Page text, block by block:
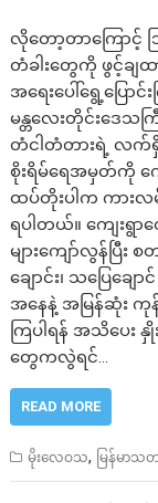
လိုတော့တာကြောင့်
တံခါးတွေကို ဖွင့်ချ
အရေးပေါ်ရွေ့ပြေ
မန္တလေးတိုင်းဒေ
တံငါတံတားရဲ့ လက်ရှိ
စိုးရိမ်ရေအမှတ်ကို ကျ
ထပ်တိုးပါက ကား
ရပါတယ်။ ကျေးရွ
များကျော်လွန်ပြီး
ချောင်း၊ သပြေချ
အနေနဲ့ အမြန်ဆုံး ကုန်
ကြပါရန် အသိပေး
တွေကလွဲရင်…
READ MORE
မိုးလေဝသ, မြန်မာသ